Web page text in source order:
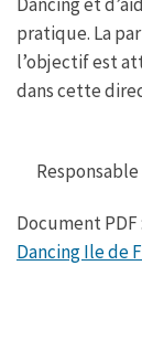
pratique. La
l’objectif est
dans cette
Document PDF :
Dancing Ile de